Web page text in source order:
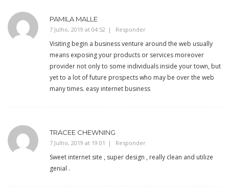
PAMILA MALLE
7 Julho, 2019 at 04:52 Responder
Visiting begin a business venture around the web usually
means exposing your products or services moreover
provider not only to some individuals inside your town, but
yet to a lot of future prospects who may be over the web
many times. easy internet business
TRACEE CHEWNING
7 Julho, 2019 at 19:01 Responder
Sweet internet site , super design , really clean and utilize
genial .